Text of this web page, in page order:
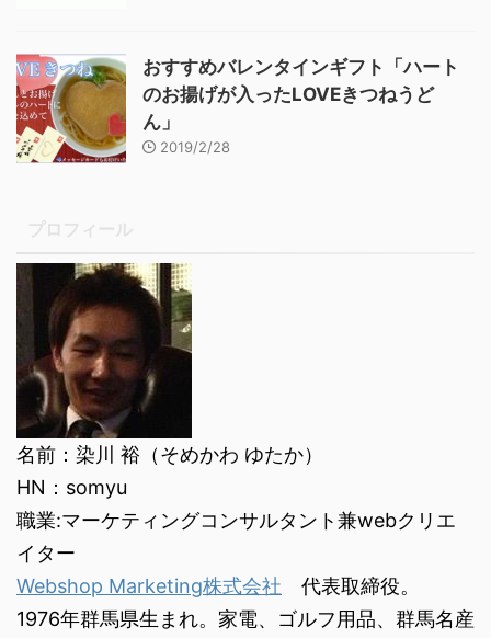
おすすめバレンタインギフト「ハート
のお揚げが入ったLOVEきつねうど
ん」
2019/2/28
名前：染川 裕（そめかわ ゆたか）
HN：somyu
職業:マーケティングコンサルタント兼webクリエ
イター
Webshop Marketing株式会社 代表取締役。
1976年群馬県生まれ。家電、ゴルフ用品、群馬名産